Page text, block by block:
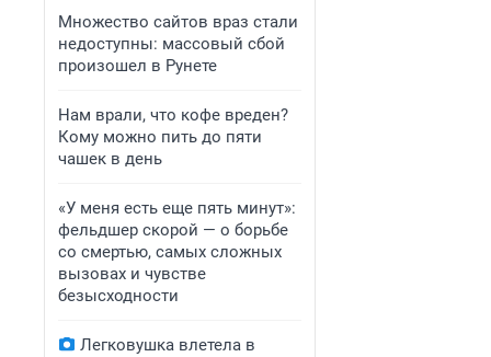
Множество сайтов враз стали
недоступны: массовый сбой
произошел в Рунете
Нам врали, что кофе вреден?
Кому можно пить до пяти
чашек в день
«У меня есть еще пять минут»:
фельдшер скорой — о борьбе
со смертью, самых сложных
вызовах и чувстве
безысходности
Легковушка влетела в